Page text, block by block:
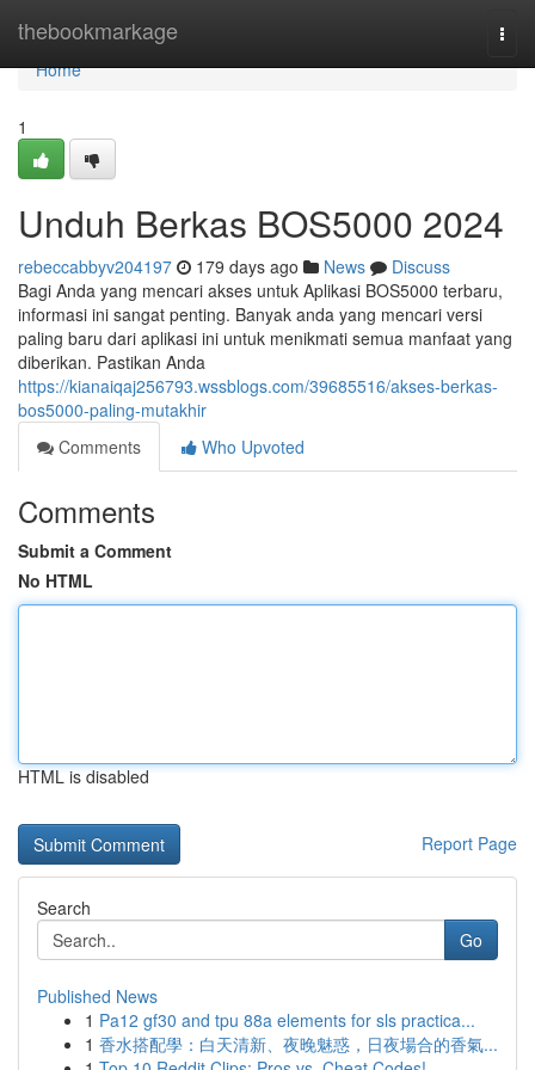
thebookmarkage
Home
Home
1
Unduh Berkas BOS5000 2024
rebeccabbyv204197 179 days ago News
Discuss
Bagi Anda yang mencari akses untuk Aplikasi BOS5000 terbaru,
informasi ini sangat penting. Banyak anda yang mencari versi
paling baru dari aplikasi ini untuk menikmati semua manfaat yang
diberikan. Pastikan Anda
https://kianaiqaj256793.wssblogs.com/39685516/akses-berkas-
bos5000-paling-mutakhir
Comments
Who Upvoted
Comments
Submit a Comment
No HTML
HTML is disabled
Report Page
Search
Go
Published News
1 Pa12 gf30 and tpu 88a elements for sls practica...
1 香水搭配學：白天清新、夜晚魅惑，日夜場合的香氣...